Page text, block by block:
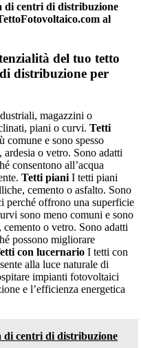
di centri di distribuzione
al
del tuo tetto
distribuzione per
magazzini o
piani o curvi. Tetti
e sono spesso
o vetro. Sono adatti
consentono all’acqua
Tetti piani I tetti piani
cemento o asfalto. Sono
perché offrono una superficie
sono meno comuni e sono
o vetro. Sono adatti
possono migliorare
con lucernario I tetti con
alla luce naturale di
impianti fotovoltaici
e l’efficienza energetica
di centri di distribuzione